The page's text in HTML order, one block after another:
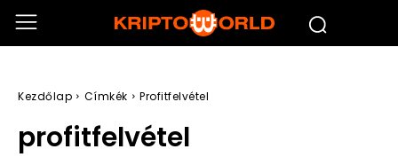
Kezdőlap Címkék Profitfelvétel
profitfelvétel